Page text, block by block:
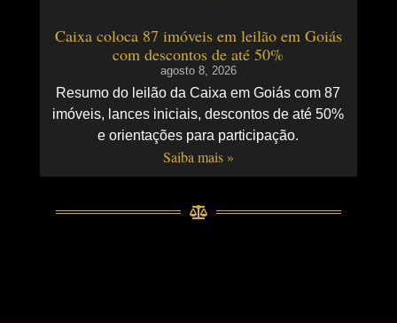
Caixa coloca 87 imóveis em leilão em Goiás
com descontos de até 50%
agosto 8, 2026
Resumo do leilão da Caixa em Goiás com 87
imóveis, lances iniciais, descontos de até 50%
e orientações para participação.
Saiba mais »